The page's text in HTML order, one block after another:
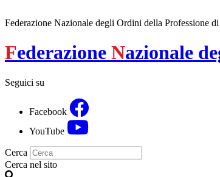
Federazione Nazionale degli Ordini della Professione
Federazione Nazionale
Seguici su
Facebook
YouTube
Cerca
Cerca nel sito